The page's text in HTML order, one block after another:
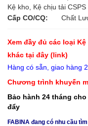
Kệ kho, Kệ chịu tải CSPS
Cấp CO/CQ:
Chất
Xem đầy đủ các loại
khác tại đây (link)
Hàng có sẵn, giao hàng
Chương trình khuyến
Bảo hành 24 tháng
đẩy
FABINA đang có nhu cầu